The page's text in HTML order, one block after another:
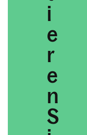
i
e
r
e
n
S